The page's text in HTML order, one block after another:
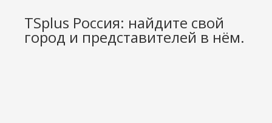
TSplus Россия: найдите свой
город и представителей в нём.